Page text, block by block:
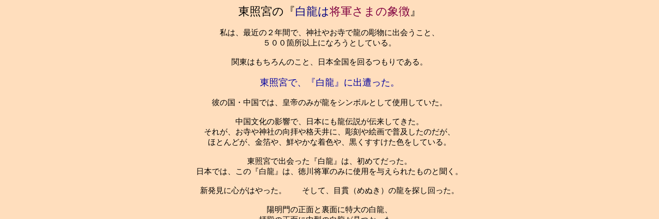
東照宮の『白龍は将軍さまの象徴 』
私は、最近の２年間で、神社やお寺で龍の彫物に出会うこと、
５００箇所以上になろうとしている。
関東はもちろんのこと、日本全国を回るつもりである。
東照宮で、『白龍』に出遭った。
彼の国・中国では、皇帝のみが龍をシンボルとして使用していた。
中国文化の影響で、日本にも龍伝説が伝来してきた。
それが、お寺や神社の向拝や格天井に、彫刻や絵画で普及したのだが、
ほとんどが、金箔や、鮮やかな着色や、黒くすすけた色をしている。
東照宮で出会った『白龍』は、初めてだった。
日本では、この『白龍』は、徳川将軍のみに使用を与えられたものと聞く。
新発見に心がはやった。 そして、目貫（めぬき）の龍を探し回った。
陽明門の正面と裏面に特大の白龍、